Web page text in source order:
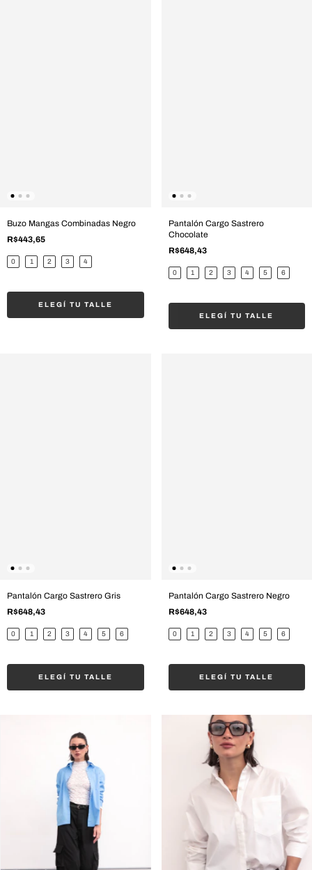
Buzo Mangas Combinadas Negro
R$443,65
0 1 2 3 4
ELEGÍ TU TALLE
Pantalón Cargo Sastrero
Chocolate
R$648,43
0 1 2 3 4 5 6
ELEGÍ TU TALLE
Pantalón Cargo Sastrero Gris
R$648,43
0 1 2 3 4 5 6
ELEGÍ TU TALLE
Pantalón Cargo Sastrero Negro
R$648,43
0 1 2 3 4 5 6
ELEGÍ TU TALLE